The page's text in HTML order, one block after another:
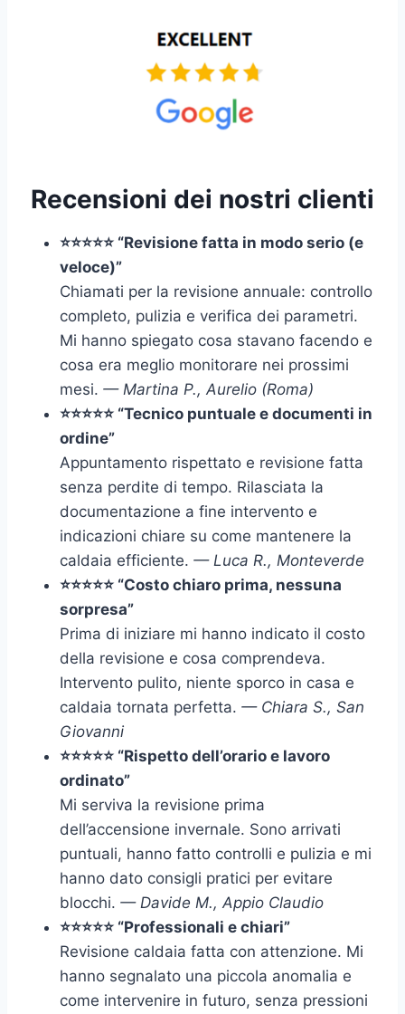
Recensioni dei nostri clienti
⭐⭐⭐⭐⭐ “Revisione fatta in modo serio (e
veloce)”
Chiamati per la revisione annuale: controllo
completo, pulizia e verifica dei parametri.
Mi hanno spiegato cosa stavano facendo e
cosa era meglio monitorare nei prossimi
mesi. — Martina P., Aurelio (Roma)
⭐⭐⭐⭐⭐ “Tecnico puntuale e documenti in
ordine”
Appuntamento rispettato e revisione fatta
senza perdite di tempo. Rilasciata la
documentazione a fine intervento e
indicazioni chiare su come mantenere la
caldaia efficiente. — Luca R., Monteverde
⭐⭐⭐⭐⭐ “Costo chiaro prima, nessuna
sorpresa”
Prima di iniziare mi hanno indicato il costo
della revisione e cosa comprendeva.
Intervento pulito, niente sporco in casa e
caldaia tornata perfetta. — Chiara S., San
Giovanni
⭐⭐⭐⭐⭐ “Rispetto dell’orario e lavoro
ordinato”
Mi serviva la revisione prima
dell’accensione invernale. Sono arrivati
puntuali, hanno fatto controlli e pulizia e mi
hanno dato consigli pratici per evitare
blocchi. — Davide M., Appio Claudio
⭐⭐⭐⭐⭐ “Professionali e chiari”
Revisione caldaia fatta con attenzione. Mi
hanno segnalato una piccola anomalia e
come intervenire in futuro, senza pressioni